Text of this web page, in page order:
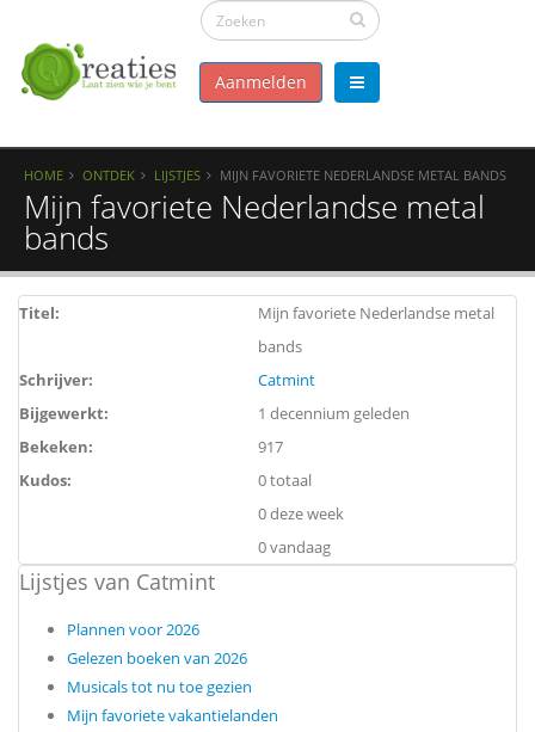
Aanmelden
HOME ONTDEK LIJSTJES MIJN FAVORIETE NEDERLANDSE METAL BANDS
Mijn favoriete Nederlandse metal
bands
Titel:
Mijn favoriete Nederlandse metal
bands
Schrijver:
Catmint
Bijgewerkt:
1 decennium geleden
Bekeken:
917
Kudos:
0 totaal
0 deze week
0 vandaag
Lijstjes van Catmint
Plannen voor 2026
Gelezen boeken van 2026
Musicals tot nu toe gezien
Mijn favoriete vakantielanden